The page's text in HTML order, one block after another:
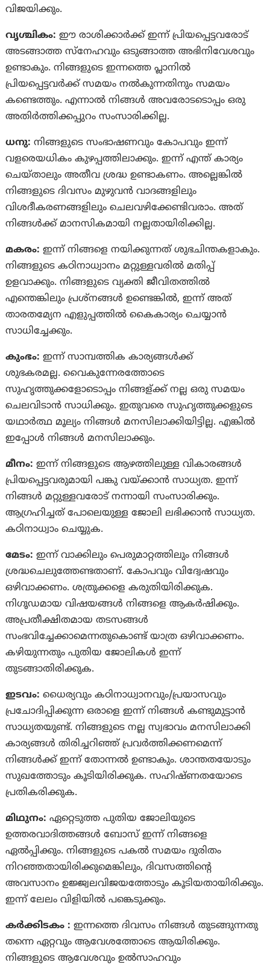
വിജയിക്കും.
വൃശ്ചികം:ഈ രാശിക്കാർക്ക് ഇന്ന് പ്രിയപ്പെട്ടവരോട്
അടങ്ങാത്ത സ്നേഹവും ഒടുങ്ങാത്ത അഭിനിവേശവും
ഉണ്ടാകും. നിങ്ങളുടെ ഇന്നത്തെ പ്ലാനില്‍
പ്രിയപ്പെട്ടവര്‍ക്ക് സമയം നല്‍കുന്നതിനും സമയം
കണ്ടെത്തും. എന്നാല്‍ നിങ്ങള്‍ അവരോടടൊപ്പം ഒരു
അതിര്‍ത്തിക്കപ്പുറം സംസാരിക്കില്ല.
ധനു:നിങ്ങളുടെ സംഭാഷണവും കോപവും ഇന്ന്
വളരെയധികം കുഴപ്പത്തിലാക്കും. ഇന്ന് എന്ത് കാര്യം
ചെയ്‌താലും അതീവ ശ്രദ്ധ ഉണ്ടാകണം. അല്ലെങ്കിൽ
നിങ്ങളുടെ ദിവസം മുഴുവൻ വാദങ്ങളിലും
വിശദീകരണങ്ങളിലും ചെലവഴിക്കേണ്ടിവരാം. അത്
നിങ്ങൾക്ക് മാനസികമായി നല്ലതായിരിക്കില്ല.
മകരം: ഇന്ന് നിങ്ങളെ നയിക്കുന്നത് ശുഭചിന്തകളാകും.
നിങ്ങളുടെ കഠിനാധ്വാനം മറ്റുള്ളവരില്‍ മതിപ്പ്
ഉളവാക്കും. നിങ്ങളുടെ വ്യക്തി ജീവിതത്തില്‍
എന്തെങ്കിലും പ്രശ്‌നങ്ങൾ ഉണ്ടെങ്കിൽ, ഇന്ന് അത്
താരതമ്യേന എളുപ്പത്തില്‍ കൈകാര്യം ചെയ്യാന്‍
സാധിച്ചേക്കും.
കുംഭം:ഇന്ന് സാമ്പത്തിക കാര്യങ്ങള്‍ക്ക്
ശുഭകരമല്ല. വൈകുന്നേരത്തോടെ
സുഹൃത്തുക്കളോടൊപ്പം നിങ്ങള്ക്ക് നല്ല ഒരു സമയം
ചെലവിടാന്‍ സാധിക്കും. ഇതുവരെ സുഹൃത്തുക്കളുടെ
യഥാർത്ഥ മൂല്യം നിങ്ങള്‍ മനസിലാക്കിയിട്ടില്ല. എങ്കില്‍
ഇപ്പോള്‍ നിങ്ങള്‍ മനസിലാക്കും.
മീനം: ഇന്ന് നിങ്ങളുടെ ആഴത്തിലുള്ള വികാരങ്ങള്‍
പ്രിയപ്പെട്ടവരുമായി പങ്കു വയ്ക്കാന്‍ സാധ്യത. ഇന്ന്
നിങ്ങള്‍ മറ്റുള്ളവരോട് നന്നായി സംസാരിക്കും.
ആഗ്രഹിച്ചത് പോലെയുള്ള ജോലി ലഭിക്കാന്‍ സാധ്യത.
കഠിനാധ്വാം ചെയ്യുക.
മേടം:ഇന്ന് വാക്കിലും പെരുമാറ്റത്തിലും നിങ്ങൾ
ശ്രദ്ധചെലുത്തേണ്ടതാണ്. കോപവും വിദ്വേഷവും
ഒഴിവാക്കണം. ശത്രുക്കളെ കരുതിയിരിക്കുക.
നിഗൂഡമായ വിഷയങ്ങള്‍ നിങ്ങളെ ആകര്‍ഷിക്കും.
അപ്രതീക്ഷിതമായ തടസങ്ങള്‍
സംഭവിച്ചേക്കാമെന്നതുകൊണ്ട് യാത്ര ഒഴിവാക്കണം.
കഴിയുന്നതും പുതിയ ജോലികള്‍ ഇന്ന്
തുടങ്ങാതിരിക്കുക.
ഇടവം:ധൈര്യവും കഠിനാധ്വാനവും/പ്രയാസവും
പ്രചോദിപ്പിക്കുന്ന ഒരാളെ ഇന്ന് നിങ്ങൾ കണ്ടുമുട്ടാൻ
സാധ്യതയുണ്ട്. നിങ്ങളുടെ നല്ല സ്വഭാവം മനസിലാക്കി
കാര്യങ്ങൾ തിരിച്ചറിഞ്ഞ് പ്രവർത്തിക്കണമെന്ന്
നിങ്ങള്‍ക്ക് ഇന്ന് തോന്നല്‍ ഉണ്ടാകും. ശാന്തതയോടും
സുഖത്തോടും കൂടിയിരിക്കുക. സഹിഷ്‌ണതയോടെ
പ്രതികരിക്കുക.
മിഥുനം:ഏറ്റെടുത്ത പുതിയ ജോലിയുടെ
ഉത്തരവാദിത്തങ്ങൾ ബോസ് ഇന്ന് നിങ്ങളെ
ഏൽപ്പിക്കും. നിങ്ങളുടെ പകൽ സമയം ദുരിതം
നിറഞ്ഞതായിരിക്കുമെങ്കിലും, ദിവസത്തിൻ്റെ
അവസാനം ഉജ്ജ്വലവിജയത്തോടും കൂടിയതായിരിക്കും.
ഇന്ന് ലേലം വിളിയില്‍ പങ്കെടുക്കും.
കര്‍ക്കിടകം : ഇന്നത്തെ ദിവസം നിങ്ങൾ തുടങ്ങുന്നതു
തന്നെ ഏറ്റവും ആവേശത്തോടെ ആയിരിക്കും.
നിങ്ങളുടെ ആവേശവും ഉൽസാഹവും